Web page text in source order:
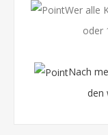
Wer alle
oder
Nach
den